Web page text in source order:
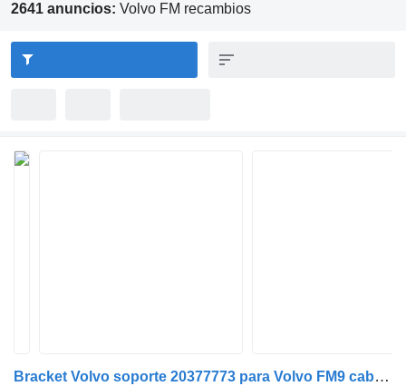
2641 anuncios: Volvo FM recambios
Bracket Volvo soporte 20377773 para Volvo FM9 cabeza tractora